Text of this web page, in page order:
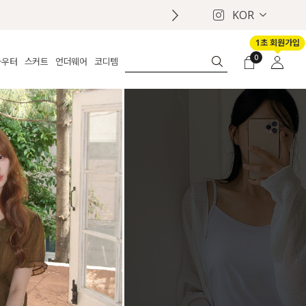
KOR
터
건
켓
/집업
트
딩
스커트
롱
데님
린넨
미니/미디
팬츠 스커트
언더웨어
보정웨어
브라
인견
나시/속바지
파자마
ETC
세트
코디템
MADE
벨트
슈즈
쥬얼리
액세서리
양말/스타킹
0
1초 회원가입
회원가입
마이페이지